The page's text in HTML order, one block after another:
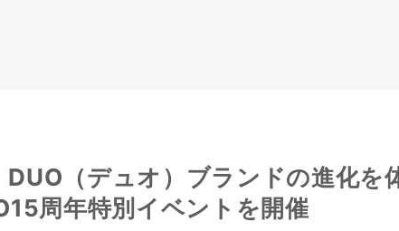
DUO（デュオ）ブランドの進化を
周年特別イベントを開催